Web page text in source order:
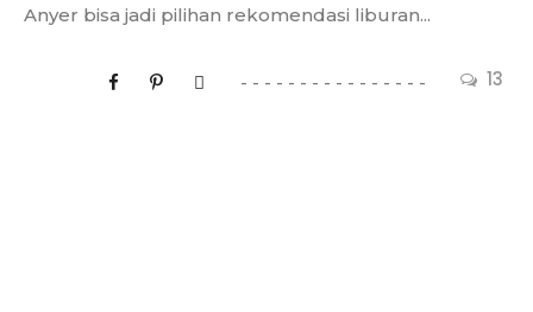
13
Anyer bisa jadi pilihan rekomendasi liburan...